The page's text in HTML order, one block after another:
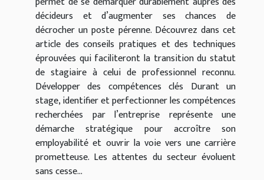
décideurs et d’augmenter ses chances de
décrocher un poste pérenne. Découvrez dans cet
article des conseils pratiques et des techniques
éprouvées qui faciliteront la transition du statut
de stagiaire à celui de professionnel reconnu.
Développer des compétences clés Durant un
stage, identifier et perfectionner les compétences
recherchées par l’entreprise représente une
démarche stratégique pour accroître son
employabilité et ouvrir la voie vers une carrière
prometteuse. Les attentes du secteur évoluent
sans cesse...